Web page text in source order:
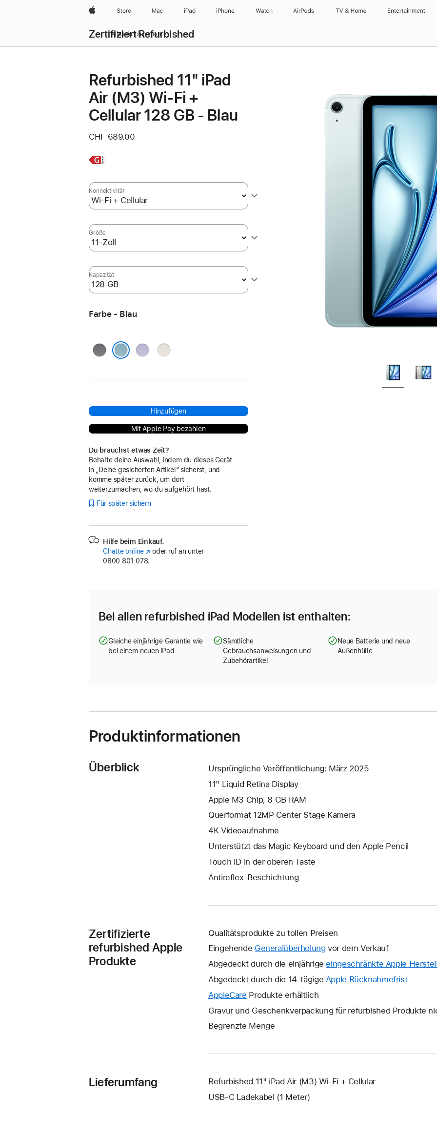
Apple Store Mac iPad iPhone Watch AirPods TV & Home Entertainment
Zertifiziert Refurbished
Alles durchsuchen
Refurbished 11" iPad
Air (M3) Wi‑Fi +
Cellular 128 GB - Blau
CHF 689.00
Weitere
Konnektivität
Größe
Kapazität
Farbe - Blau
Space GrauViolettPolarstern
Hinzufügen
Mit Apple Pay bezahlen
Du brauchst etwas Zeit?
Behalte deine Auswahl, indem du dieses Gerät
in „Deine gesicherten Artikel“ sicherst, und
komme später zurück, um dort
weiterzumachen, wo du aufgehört hast.
Für später sichern
Hilfe beim Einkauf.
Chatte online (Öffnet
ein
oder ruf an unter
0800 801 078.
Bei allen refurbished iPad Modellen ist enthalten:
Gleiche einjährige Garantie wie
bei einem neuen iPad
Sämtliche
Gebrauchsanweisungen und
Zubehörartikel
Neue Batterie und neue
Außenhülle
Produktinformationen
Überblick
Ursprüngliche Veröffentlichung: März 2025
11" Liquid Retina Display
Apple M3 Chip, 8 GB RAM
Querformat 12MP Center Stage Kamera
4K Video­aufnahme
Unterstützt das Magic Keyboard und den Apple Pencil
Touch ID in der oberen Taste
Antireflex-Beschichtung
Zertifizierte
refurbished Apple
Produkte
Qualitätsprodukte zu tollen Preisen
Eingehende Generalüberholung vor dem Verkauf
Abgedeckt durch die einjährige eingeschränkte Apple
Abgedeckt durch die 14-tägige Apple RücknahmefristEin
wird
AppleCare Ein
neues
wird
Produkte erhältlich
Gravur und Geschenkverpackung für refurbished Produkte
Begrenzte Menge
Lieferumfang
Refurbished 11" iPad Air (M3) Wi-Fi + Cellular
USB‑C Ladekabel (1 Meter)